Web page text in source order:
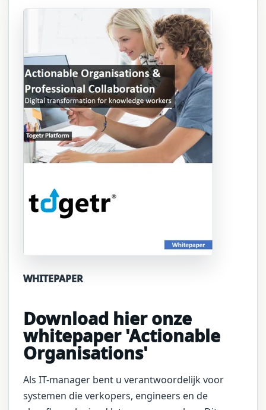
WHITEPAPER
Download hier onze
whitepaper 'Actionable
Organisations'
Als IT-manager bent u verantwoordelijk voor
systemen die verkopers, engineers en de